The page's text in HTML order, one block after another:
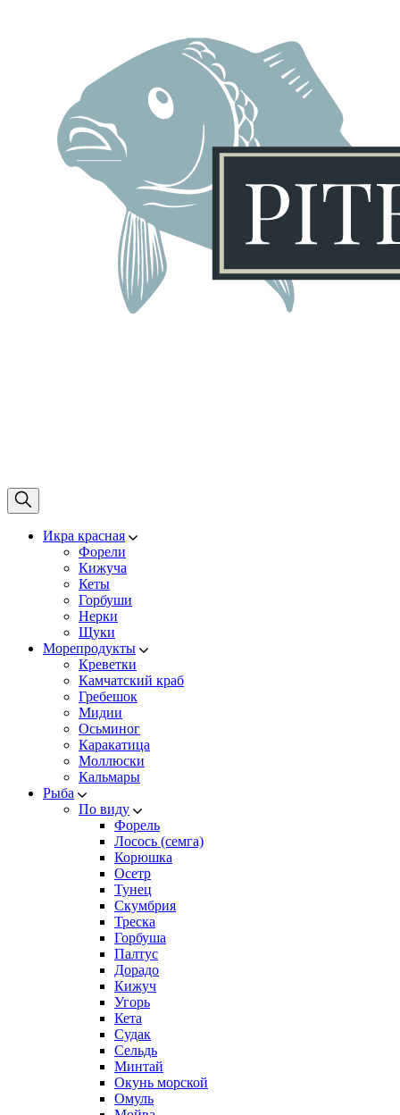
Икра красная
Форели
Кижуча
Кеты
Горбуши
Нерки
Щуки
Морепродукты
Креветки
Камчатский краб
Гребешок
Мидии
Осьминог
Каракатица
Моллюски
Кальмары
Рыба
По виду
Форель
Лосось (семга)
Корюшка
Осетр
Тунец
Скумбрия
Треска
Горбуша
Палтус
Дорадо
Кижуч
Угорь
Кета
Судак
Сельдь
Минтай
Окунь морской
Омуль